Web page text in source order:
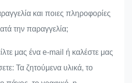
και ποιες πληροφορίες
την παραγγελία;
μας ένα e-mail ή καλέστε μας
Τα ζητούμενα υλικά, το